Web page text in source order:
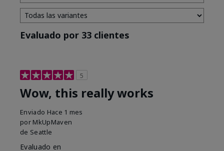
Evaluado por 33 clientes
5
Wow, this really works
Enviado Hace 1 mes
por MkUpMaven
de Seattle
Evaluado en